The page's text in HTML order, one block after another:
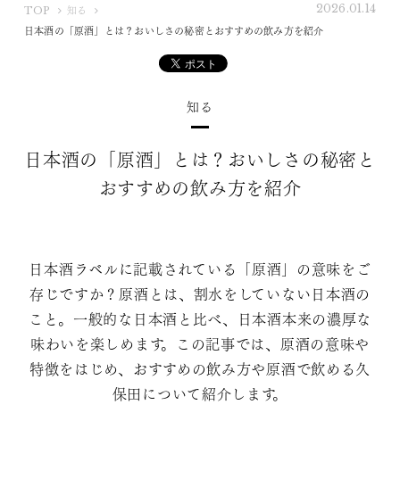
TOP
U
知る
日本酒の「原酒」とは？おいしさの秘密とおすすめの飲み方を紹介
2026.01.14
知る
日本酒の「原酒」とは？おいしさの秘密と
おすすめの飲み方を紹介
日本酒ラベルに記載されている「原酒」の意味をご
存じですか？原酒とは、割水をしていない日本酒の
こと。一般的な日本酒と比べ、日本酒本来の濃厚な
味わいを楽しめます。この記事では、原酒の意味や
特徴をはじめ、おすすめの飲み方や原酒で飲める久
保田について紹介します。